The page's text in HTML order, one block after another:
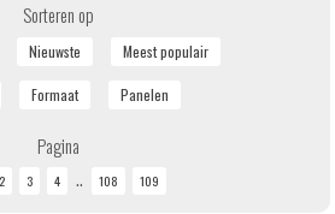
Sorteren op
Pagina
..